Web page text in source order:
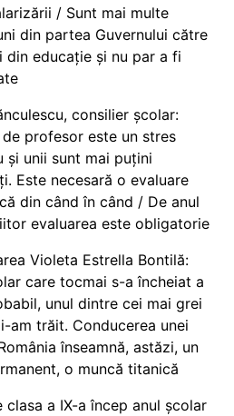
/ Sunt mai multe
din partea Guvernului către
din educație și nu par a fi
consilier școlar:
de profesor este un stres
și unii sunt mai puțini
Este necesară o evaluare
din când în când / De anul
evaluarea este obligatorie
Violeta Estrella Bontilă:
care tocmai s-a încheiat a
unul dintre cei mai grei
am trăit. Conducerea unei
înseamnă, astăzi, un
o muncă titanică
clasa a IX-a încep anul școlar